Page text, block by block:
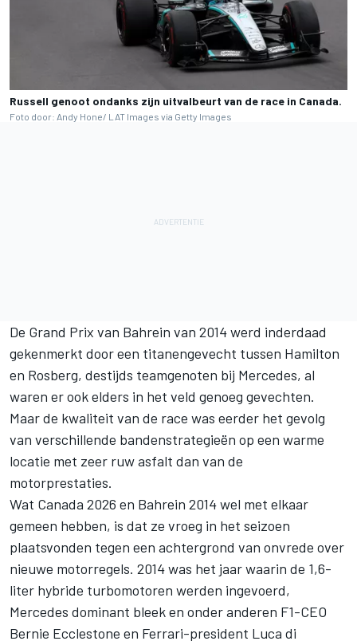
Russell genoot ondanks zijn uitvalbeurt van de race in Canada.
Foto door: Andy Hone/ LAT Images via Getty Images
De Grand Prix van Bahrein van 2014 werd inderdaad
gekenmerkt door een titanengevecht tussen Hamilton
en Rosberg, destijds teamgenoten bij Mercedes, al
waren er ook elders in het veld genoeg gevechten.
Maar de kwaliteit van de race was eerder het gevolg
van verschillende bandenstrategieën op een warme
locatie met zeer ruw asfalt dan van de
motorprestaties.
Wat Canada 2026 en Bahrein 2014 wel met elkaar
gemeen hebben, is dat ze vroeg in het seizoen
plaatsvonden tegen een achtergrond van onvrede over
nieuwe motorregels. 2014 was het jaar waarin de 1,6-
liter hybride turbomotoren werden ingevoerd,
Mercedes dominant bleek en onder anderen F1-CEO
Bernie Ecclestone en Ferrari-president Luca di